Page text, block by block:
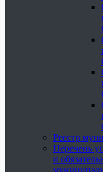
Реестр
Перечень
и